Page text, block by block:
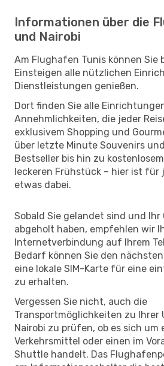
Informationen über die
und Nairobi
Am Flughafen Tunis können Sie
Einsteigen alle nützlichen
Dienstleistungen genießen.
Dort finden Sie alle
Annehmlichkeiten, die jeder
exklusivem Shopping und
über letzte Minute Souvenirs
Bestseller bis hin zu
leckeren Frühstück – hier ist für
etwas dabei.
Sobald Sie gelandet sind und Ihr
abgeholt haben, empfehlen wir
Internetverbindung auf Ihrem
Bedarf können Sie den
eine lokale SIM-Karte für eine
zu erhalten.
Vergessen Sie nicht, auch die
Transportmöglichkeiten zu
Nairobi zu prüfen, ob es sich um
Verkehrsmittel oder einen im
Shuttle handelt. Das